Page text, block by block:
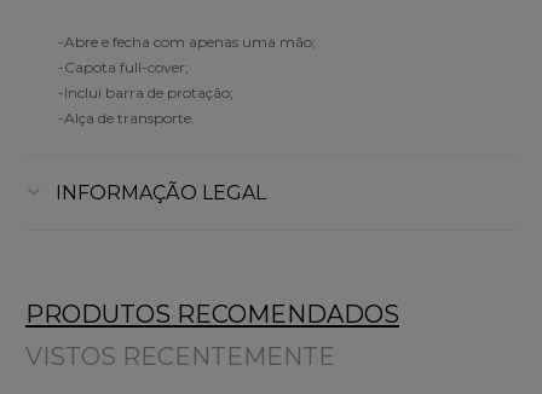
-Abre e fecha com apenas uma mão;
-Capota full-cover;
-Inclui barra de protação;
-Alça de transporte.
INFORMAÇÃO LEGAL
PRODUTOS RECOMENDADOS
VISTOS RECENTEMENTE